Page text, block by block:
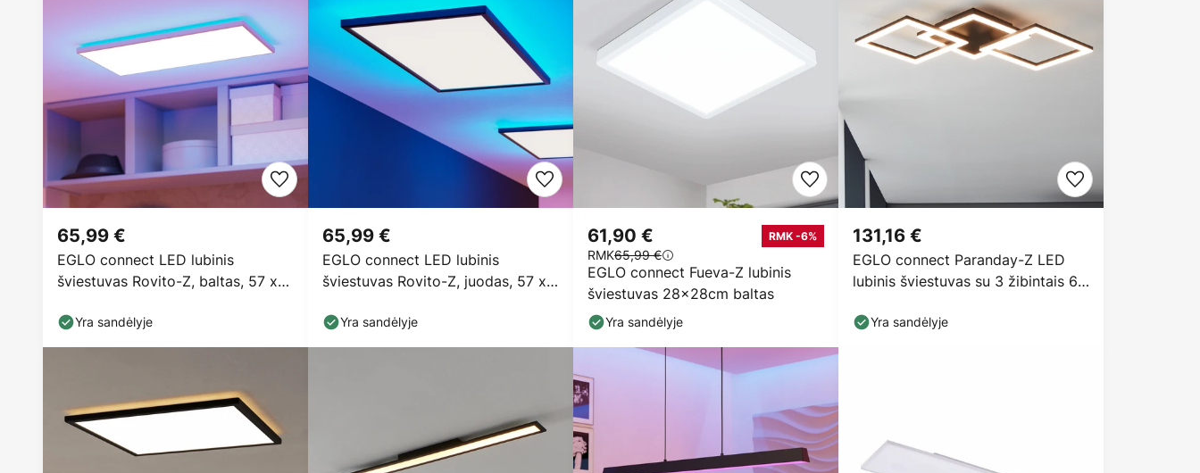
EGLO connect LED lubinis
šviestuvas Rovito-Z, baltas, 57 x
65,99 €
Yra sandėlyje
EGLO connect LED lubinis
šviestuvas Rovito-Z, juodas, 57 x
65,99 €
Yra sandėlyje
EGLO connect Fueva-Z lubinis
šviestuvas 28x28cm baltas
61,90 € RMK -6%
RMK65,99 €
Yra sandėlyje
EGLO connect Paranday-Z LED
lubinis šviestuvas su 3 žibintais 65
131,16 €
Yra sandėlyje